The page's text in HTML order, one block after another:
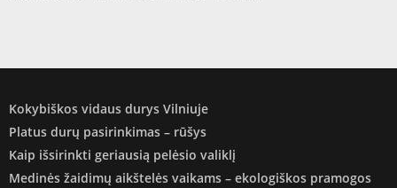
Kokybiškos vidaus durys Vilniuje
Platus durų pasirinkimas – rūšys
Kaip išsirinkti geriausią pelėsio valiklį
Medinės žaidimų aikštelės vaikams – ekologiškos pramogos